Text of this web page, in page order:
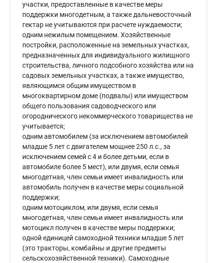
участки, предоставленные в качестве меры
поддержки многодетным, а также дальневосточный
гектар не учитываются при расчете нуждаемости;
одним нежилым помещением. Хозяйственные
постройки, расположенные на земельных участках,
предназначенных для индивидуального жилищного
строительства, личного подсобного хозяйства или на
садовых земельных участках, а также имущество,
являющимся общим имуществом в
многоквартирном доме (подвалы) или имуществом
общего пользования садоводческого или
огороднического некоммерческого товарищества не
учитывается;
одним автомобилем (за исключением автомобилей
младше 5 лет с двигателем мощнее 250 л.с., за
исключением семей с 4 и более детьми, если в
автомобиле более 5 мест), или двумя, если семья
многодетная, член семьи имеет инвалидность или
автомобиль получен в качестве меры социальной
поддержки;
одним мотоциклом, или двумя, если семья
многодетная, член семьи имеет инвалидность или
мотоцикл получен в качестве меры поддержки;
одной единицей самоходной техники младше 5 лет
(это тракторы, комбайны и другие предметы
сельскохозяйственной техники). Самоходные